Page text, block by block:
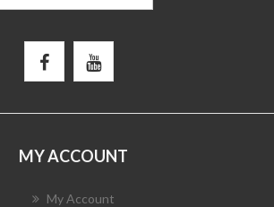
MY ACCOUNT
My Account